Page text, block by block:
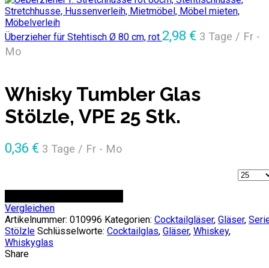
Überzieher für Stehtisch Ø 80 cm, rot 2,98 € 3 Tage / Fr -
Mo
Whisky Tumbler Glas
Stölzle, VPE 25 Stk.
0,36 € 3 Tage / Fr - Mo
Anzahl
Vergleichen
Artikelnummer: 010996 Kategorien: Cocktailgläser, Gläser,
Stölzle Schlüsselworte: Cocktailglas, Gläser, Whiskey,
Whiskyglas
Share